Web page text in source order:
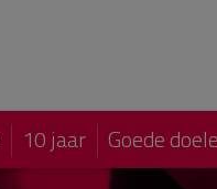
10 jaar Goede